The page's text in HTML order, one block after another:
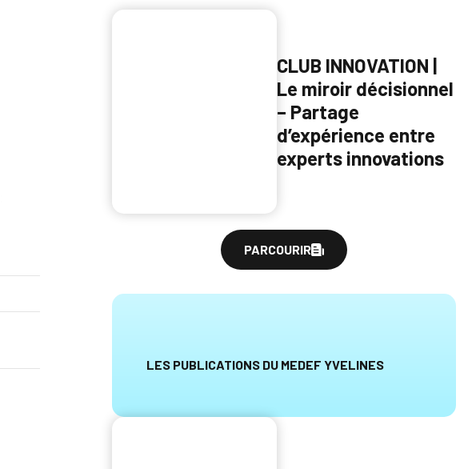
CLUB INNOVATION |
Le miroir décisionnel
– Partage
d’expérience entre
experts innovations
PARCOURIR
LES PUBLICATIONS DU MEDEF YVELINES